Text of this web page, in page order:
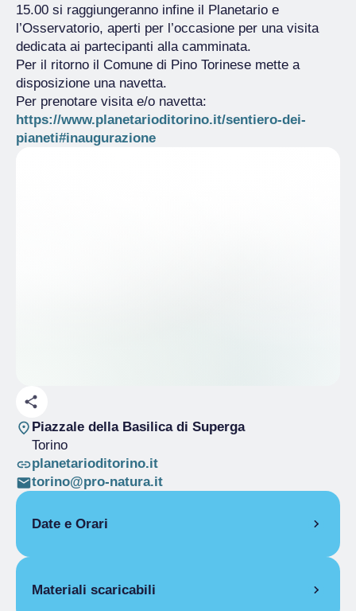
15.00 si raggiungeranno infine il Planetario e
l’Osservatorio, aperti per l’occasione per una visita
dedicata ai partecipanti alla camminata.
Per il ritorno il Comune di Pino Torinese mette a
disposizione una navetta.
Per prenotare visita e/o navetta:
https://www.planetarioditorino.it/sentiero-dei-
pianeti#inaugurazione
Piazzale della Basilica di Superga
Torino
planetarioditorino.it
torino@pro-natura.it
Date e Orari
10:00
Materiali scaricabili